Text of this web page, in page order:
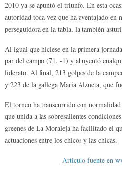
2010 ya se apuntó el triunfo. En esta
autoridad toda vez que ha aventajado en
perseguidora en la tabla, la también
Al igual que hiciese en la primera
par del campo (71, -1) y ahuyentó
liderato. Al final, 213 golpes de la
y 223 de la gallega María Alzueta, que
El torneo ha transcurrido con
que unida a las sobresalientes
greenes de La Moraleja ha facilitado el
actuaciones entre los chicos y las chicas.
Articulo fuente en